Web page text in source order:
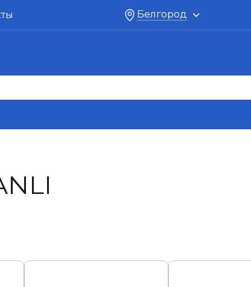
Белгород